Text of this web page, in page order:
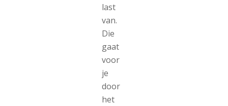
last
van.
Die
gaat
voor
je
door
het